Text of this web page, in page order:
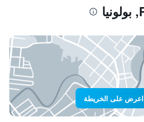
اعرض على الخريطة